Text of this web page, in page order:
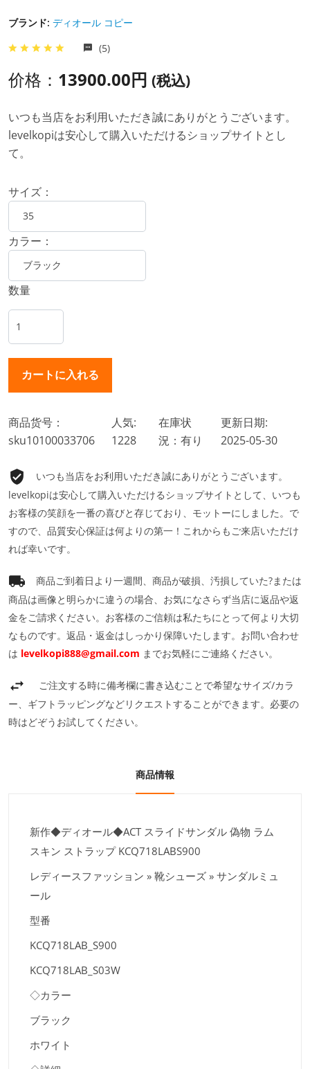
ブランド: ディオール コピー
(5)
价格： 13900.00円 (税込)
いつも当店をお利用いただき誠にありがとうございます。
levelkopiは安心して購入いただけるショップサイトとし
て。
サイズ：
カラー：
数量
商品货号：
sku10100033706
人気:
1228
在庫状
況：有り
更新日期:
2025-05-30
いつも当店をお利用いただき誠にありがとうございます。
levelkopiは安心して購入いただけるショップサイトとして、いつも
お客様の笑顔を一番の喜びと存じており、モットーにしました。で
すので、品質安心保証は何よりの第一！これからもご来店いただけ
れば幸いです。
商品ご到着日より一週間、商品が破損、汚損していた?または
商品は画像と明らかに違うの場合、お気になさらず当店に返品や返
金をご請求ください。お客様のご信頼は私たちにとって何より大切
なものです。返品・返金はしっかり保障いたします。お問い合わせ
は levelkopi888@gmail.com までお気軽にご連絡ください。
ご注文する時に備考欄に書き込むことで希望なサイズ/カラ
ー、ギフトラッピングなどリクエストすることができます。必要の
時はどぞうお試してください。
商品情報
新作◆ディオール◆ACT スライドサンダル 偽物 ラム
スキン ストラップ KCQ718LABS900
レディースファッション » 靴シューズ » サンダルミュ
ール
型番
KCQ718LAB_S900
KCQ718LAB_S03W
◇カラー
ブラック
ホワイト